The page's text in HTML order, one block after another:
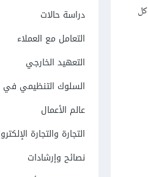
دراسة حالات
التعامل مع العملاء
التعهيد الخارجي
السلوك التنظيمي
عالم الأعمال
التجارة والتجارة
نصائح وإرشادات